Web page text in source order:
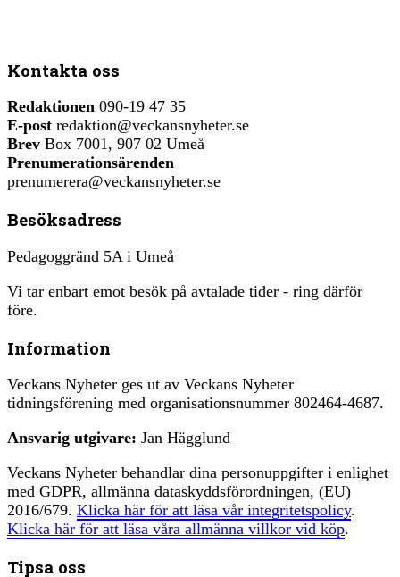
Kontakta oss
Redaktionen 090-19 47 35
E-post redaktion@veckansnyheter.se
Brev Box 7001, 907 02 Umeå
Prenumerationsärenden
prenumerera@veckansnyheter.se
Besöksadress
Pedagoggränd 5A i Umeå
Vi tar enbart emot besök på avtalade tider - ring därför
före.
Information
Veckans Nyheter ges ut av Veckans Nyheter
tidningsförening med organisationsnummer 802464-4687.
Ansvarig utgivare: Jan Hägglund
Veckans Nyheter behandlar dina personuppgifter i enlighet
med GDPR, allmänna dataskyddsförordningen, (EU)
2016/679. Klicka här för att läsa vår integritetspolicy.
Klicka här för att läsa våra allmänna villkor vid köp.
Tipsa oss